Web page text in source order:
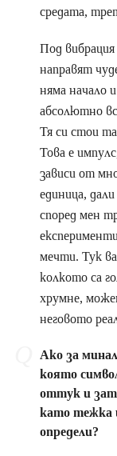
средата,
Под
направят
няма начало
абсолютно
Тя си стои
Това е
зависи от
единица,
според мен
мечти. Тук
колкото са
хрумне,
неговото
Ако за
която
оттук и
като тежка
определи?